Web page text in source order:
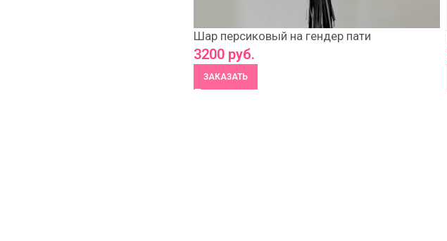
Шар персиковый на гендер пати
3200руб.
ЗАКАЗАТЬ